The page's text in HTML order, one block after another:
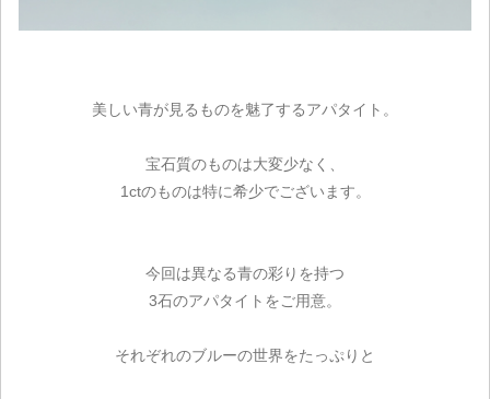
美しい青が見るものを魅了するアパタイト。
宝石質のものは大変少なく、
1ctのものは特に希少でございます。
今回は異なる青の彩りを持つ
3石のアパタイトをご用意。
それぞれのブルーの世界をたっぷりと